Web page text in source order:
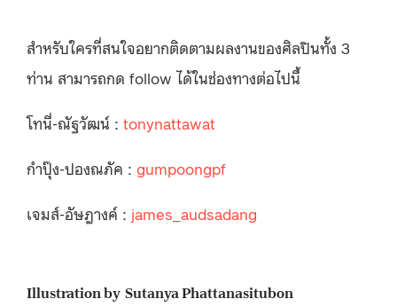
สำหรับใครที่สนใจอยากติดตามผลงานของศิลปินทั้ง 3
ท่าน สามารถกด follow ได้ในช่องทางต่อไปนี้
โทนี่-ณัฐวัฒน์ : tonynattawat
กำปุ๊ง-ปองณภัค : gumpoongpf
เจมส์-อัษฎางค์ : james_audsadang
Illustration by Sutanya Phattanasitubon